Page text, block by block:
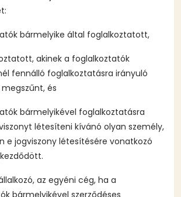
bármelyike által foglalkoztatott,
akinek a foglalkoztatók
fennálló foglalkoztatásra irányuló
és
bármelyikével foglalkoztatásra
létesíteni kívánó olyan személy,
e jogviszony létesítésére vonatkozó
az egyéni cég, ha a